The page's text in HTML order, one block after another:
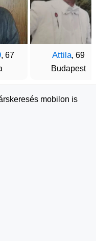
, 67
Attila, 69
Budapest
mobilon is